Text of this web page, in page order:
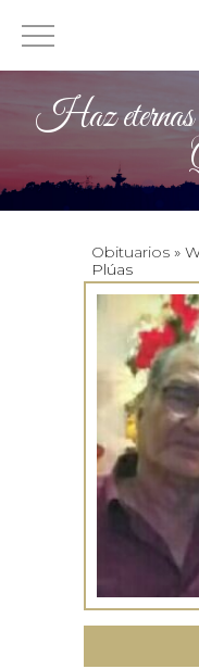
Haz eternas
Obituarios »
Plúas